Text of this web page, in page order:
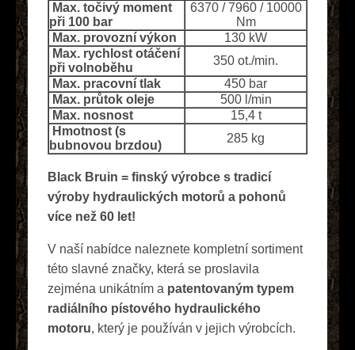
Max. točivý moment
při 100 bar
6370 / 7960 / 10000
Nm
Max. provozní výkon
130 kW
Max. rychlost otáčení
při volnoběhu
350 ot./min.
Max. pracovní tlak
450 bar
Max. průtok oleje
500 l/min
Max. nosnost
15,4 t
Hmotnost (s
bubnovou brzdou)
285 kg
Black Bruin = finský výrobce s tradicí
výroby hydraulických motorů a pohonů
více než 60 let!
V naší nabídce naleznete kompletní sortiment
této slavné značky, která se proslavila
zejména unikátním a patentovaným typem
radiálního pístového hydraulického
motoru, který je používán v jejich výrobcích.